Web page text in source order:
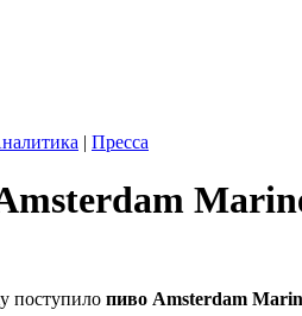
| Пресса
поступило пиво Amsterdam